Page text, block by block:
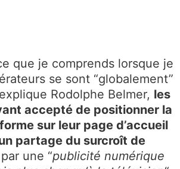
que je comprends lorsque je
se sont “globalement”
Rodolphe Belmer, les
accepté de positionner la
sur leur page d’accueil
partage du surcroît de
une “publicité numérique